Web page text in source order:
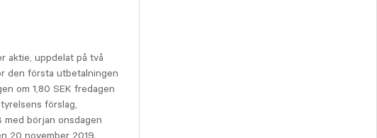
aktie, uppdelat på två
den första utbetalningen
om 1,80 SEK fredagen
förslag,
med början onsdagen